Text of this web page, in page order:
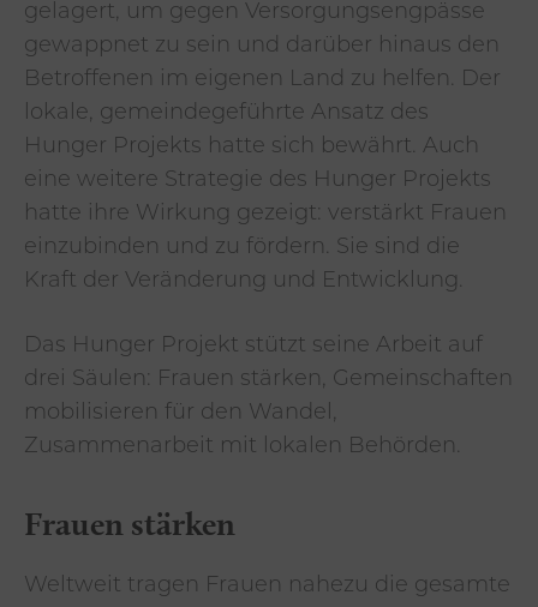
gelagert, um gegen Versorgungsengpässe
gewappnet zu sein und darüber hinaus den
Betroffenen im eigenen Land zu helfen. Der
lokale, gemeindegeführte Ansatz des
Hunger Projekts hatte sich bewährt. Auch
eine weitere Strategie des Hunger Projekts
hatte ihre Wirkung gezeigt: verstärkt Frauen
einzubinden und zu fördern. Sie sind die
Kraft der Veränderung und Entwicklung.
Das Hunger Projekt stützt seine Arbeit auf
drei Säulen: Frauen stärken, Gemeinschaften
mobilisieren für den Wandel,
Zusammenarbeit mit lokalen Behörden.
Frauen stärken
Weltweit tragen Frauen nahezu die gesamte